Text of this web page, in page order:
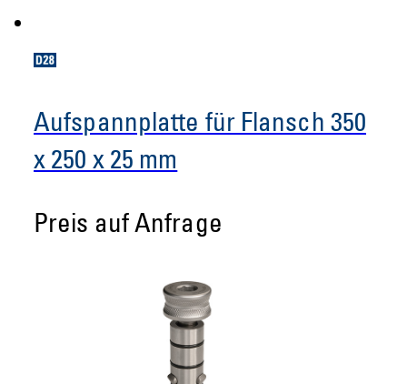
Aufspannplatte für Flansch 350
x 250 x 25 mm
Preis auf Anfrage